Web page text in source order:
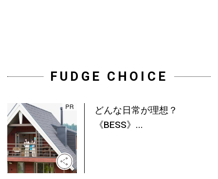
FUDGE CHOICE
どんな日常が理想？
《BESS》...